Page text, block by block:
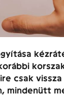
csak
mindenütt